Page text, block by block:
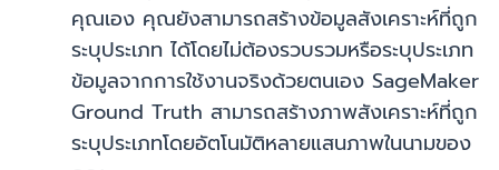
คุณเอง คุณยังสามารถสร้างข้อมูลสังเคราะห์ที่ถูก
ระบุประเภท ได้โดยไม่ต้องรวบรวมหรือระบุประเภท
ข้อมูลจากการใช้งานจริงด้วยตนเอง SageMaker
Ground Truth สามารถสร้างภาพสังเคราะห์ที่ถูก
ระบุประเภทโดยอัตโนมัติหลายแสนภาพในนามของ